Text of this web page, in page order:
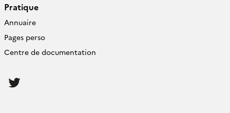
Pratique
Annuaire
Pages perso
Centre de documentation